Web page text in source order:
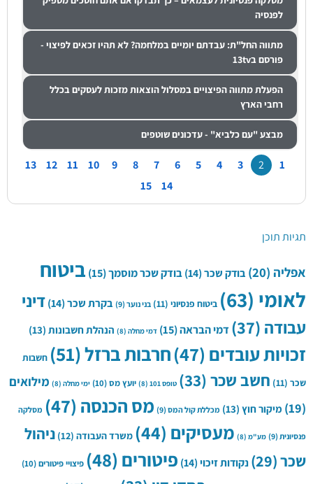
לפנסיה
מתווה החל"ת: עבדתם יומיים במלחמה? לא תהיו זכאים לפיצוי -
פורסם ב13tv
הפעלת מתווה הפיצויים במסלול הוצאות מזכות לעסקים בכלל
רחבי הארץ
מבצע "עם כלביא" - עדכונים שוטפים
2
10
11
12
13
14
15
תגיות תוכן
אפליה(20) בודק שכר(14) בודק שכר מוסמך(15)
ביטוח
לאומי(63) ביטוח פנסיוני(11) בני נוער(9) בקרת שכר(14)
דיני
עבודה(37) דמי הבראה(15) דמי מחלה(8) הנהלת חשבונות(13)
זכויות עובדים(47) חרבות ברזל(51)
חשבות
שכר(11) חשב שכר(33) טופס 101 (8) יועץ מס(10) ימי מחלה(8)
מילואים
מיקור חוץ(13) מכללת קול המס(9) מס הכנסה(47) מסלקה
פנסיונית(9) מע"מ(8) מעסיקים(44) משרד העבודה(12)
ניהול
שכר(29) נקודות זיכוי(14) פיטורים(48) פיצויי פיטורים(10)